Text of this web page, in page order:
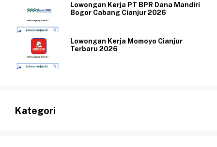
Lowongan Kerja PT BPR Dana Mandiri
Bogor Cabang Cianjur 2026
Lowongan Kerja Momoyo Cianjur
Terbaru 2026
Kategori